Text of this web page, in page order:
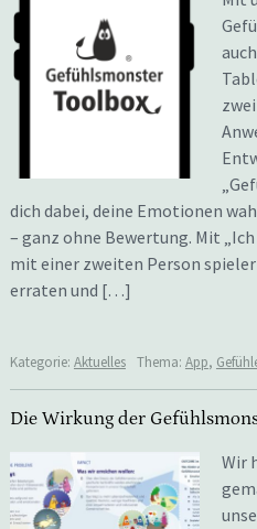
dich dabei, deine Emotionen
– ganz ohne Bewertung. Mit
mit einer zweiten Person
erraten und […]
Kategorie: Aktuelles Thema: App,
Die Wirkung der
Wir